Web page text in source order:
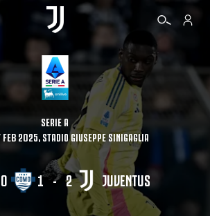
BIGLIETTI
SHOP
SERIE A
FEB 2025, STADIO GIUSEPPE SINIGAGLIA
1 - 2 JUVENTUS